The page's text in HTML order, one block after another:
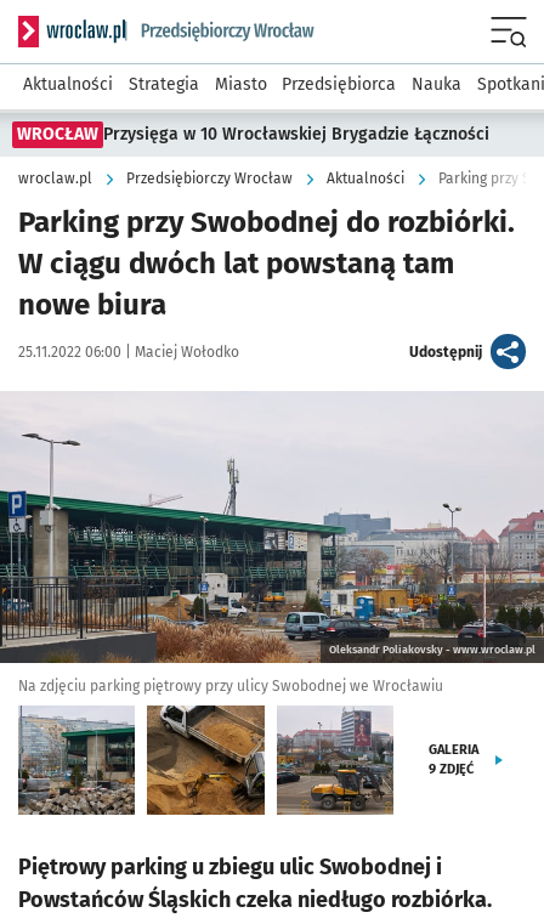
Serwis informacyjny wroclaw.pl podserwis: Strategia
Aktualności Strategia Miasto Przedsiębiorca Nauka
WROCŁAW Przysięga w 10 Wrocławskiej Brygadzie Łączności
wroclaw.pl Przedsiębiorczy Wrocław Aktualności Parking przy
Parking przy Swobodnej do rozbiórki.
W ciągu dwóch lat powstaną tam
nowe biura
Data publikacji:
25.11.2022 06:00 | Autor:
Maciej Wołodko Udostępnijartykuł
Oleksandr Poliakovsky - www.wroclaw.pl
Na zdjęciu parking piętrowy przy ulicy Swobodnej we Wrocławiu
GALERIA
9 ZDJĘĆ
Piętrowy parking u zbiegu ulic Swobodnej i
Powstańców Śląskich czeka niedługo rozbiórka.